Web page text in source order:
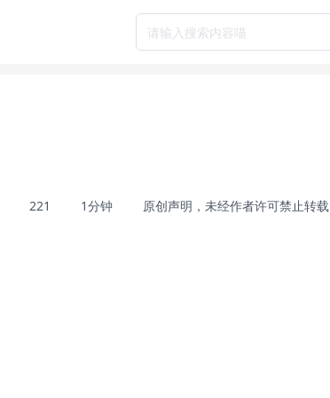
请输入搜索内容喵
221 1分钟 原创声明，未经作者许可禁止转载